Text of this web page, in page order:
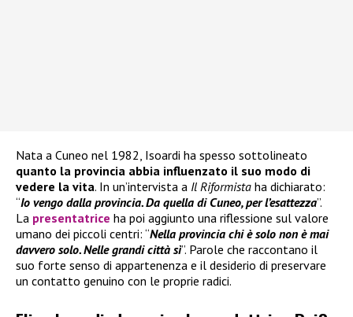
Nata a Cuneo nel 1982, Isoardi ha spesso sottolineato
quanto la provincia abbia influenzato il suo modo di
vedere la vita. In un’intervista a Il Riformista ha dichiarato:
“Io vengo dalla provincia. Da quella di Cuneo, per l’esattezza”.
La presentatrice ha poi aggiunto una riflessione sul valore
umano dei piccoli centri: “Nella provincia chi è solo non è mai
davvero solo. Nelle grandi città sì”. Parole che raccontano il
suo forte senso di appartenenza e il desiderio di preservare
un contatto genuino con le proprie radici.